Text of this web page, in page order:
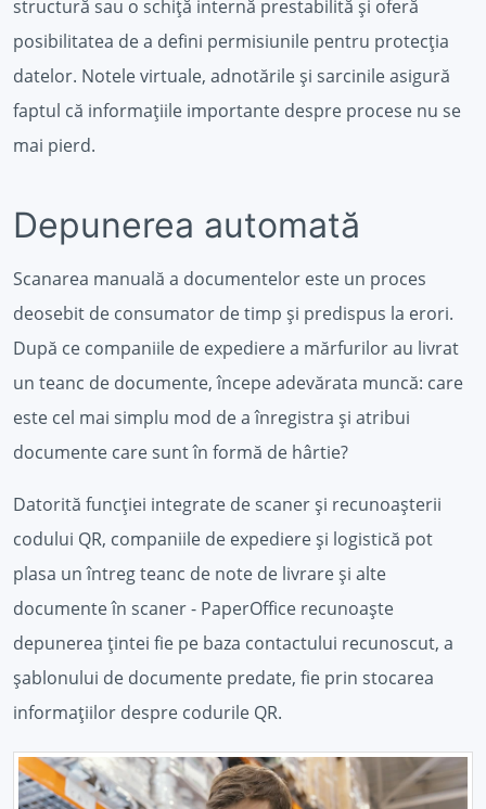
structură sau o schiță internă prestabilită și oferă
posibilitatea de a defini permisiunile pentru protecția
datelor. Notele virtuale, adnotările și sarcinile asigură
faptul că informațiile importante despre procese nu se
mai pierd.
Depunerea automată
Scanarea manuală a documentelor este un proces
deosebit de consumator de timp și predispus la erori.
După ce companiile de expediere a mărfurilor au livrat
un teanc de documente, începe adevărata muncă: care
este cel mai simplu mod de a înregistra și atribui
documente care sunt în formă de hârtie?
Datorită funcției integrate de scaner și recunoașterii
codului QR, companiile de expediere și logistică pot
plasa un întreg teanc de note de livrare și alte
documente în scaner - PaperOffice recunoaște
depunerea țintei fie pe baza contactului recunoscut, a
șablonului de documente predate, fie prin stocarea
informațiilor despre codurile QR.